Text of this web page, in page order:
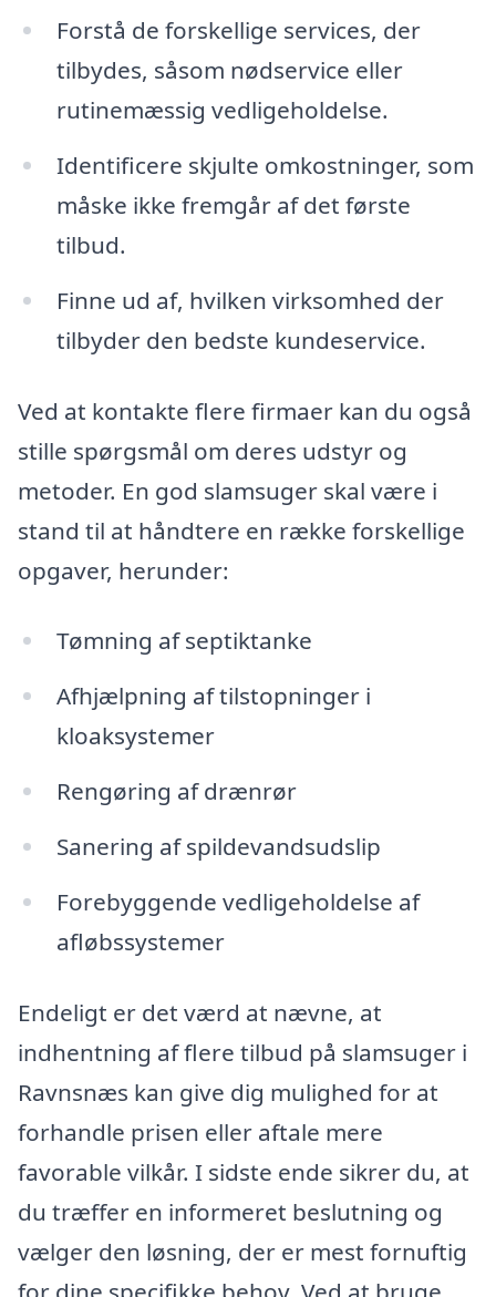
Forstå de forskellige services, der
tilbydes, såsom nødservice eller
rutinemæssig vedligeholdelse.
Identificere skjulte omkostninger, som
måske ikke fremgår af det første
tilbud.
Finne ud af, hvilken virksomhed der
tilbyder den bedste kundeservice.
Ved at kontakte flere firmaer kan du også
stille spørgsmål om deres udstyr og
metoder. En god slamsuger skal være i
stand til at håndtere en række forskellige
opgaver, herunder:
Tømning af septiktanke
Afhjælpning af tilstopninger i
kloaksystemer
Rengøring af drænrør
Sanering af spildevandsudslip
Forebyggende vedligeholdelse af
afløbssystemer
Endeligt er det værd at nævne, at
indhentning af flere tilbud på slamsuger i
Ravnsnæs kan give dig mulighed for at
forhandle prisen eller aftale mere
favorable vilkår. I sidste ende sikrer du, at
du træffer en informeret beslutning og
vælger den løsning, der er mest fornuftig